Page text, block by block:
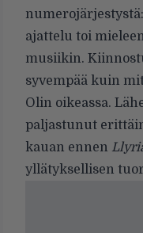
numerojärjestystä:
ajattelu toi
musiikin.
syvempää kuin
Olin oikeassa.
paljastunut
kauan ennen
yllätyksellisen